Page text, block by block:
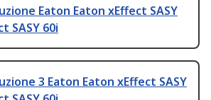
Eaton Eaton xEffect SASY
SASY 60i
3 Eaton Eaton xEffect SASY